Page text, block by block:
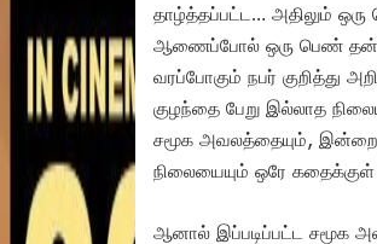
தாழ்த்தப்பட்ட… அதிலும்
ஆணைப்போல் ஒரு பெண்
வரப்போகும் நபர் குறித்து
குழந்தை பேறு இல்லாத
சமூக அவலத்தையும்,
நிலையையும் ஒரே
ஆனால் இப்படிப்பட்ட சமூக